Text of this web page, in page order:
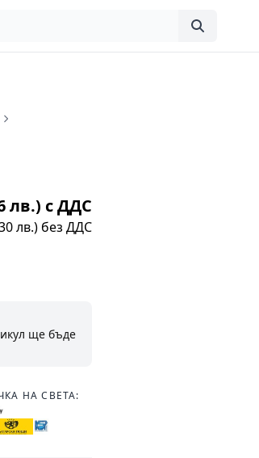
лв.) с ДДС
лв.) без ДДС
ще бъде
НА СВЕТА: